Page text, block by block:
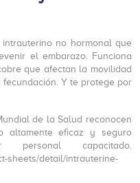
no hormonal que
el embarazo. Funciona
que afectan la movilidad
Y te protege por
de la Salud reconocen
altamente eficaz y seguro
capacitado.
sheets/detail/intrauterine-